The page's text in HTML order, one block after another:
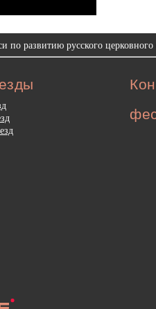
развитию русского церковного